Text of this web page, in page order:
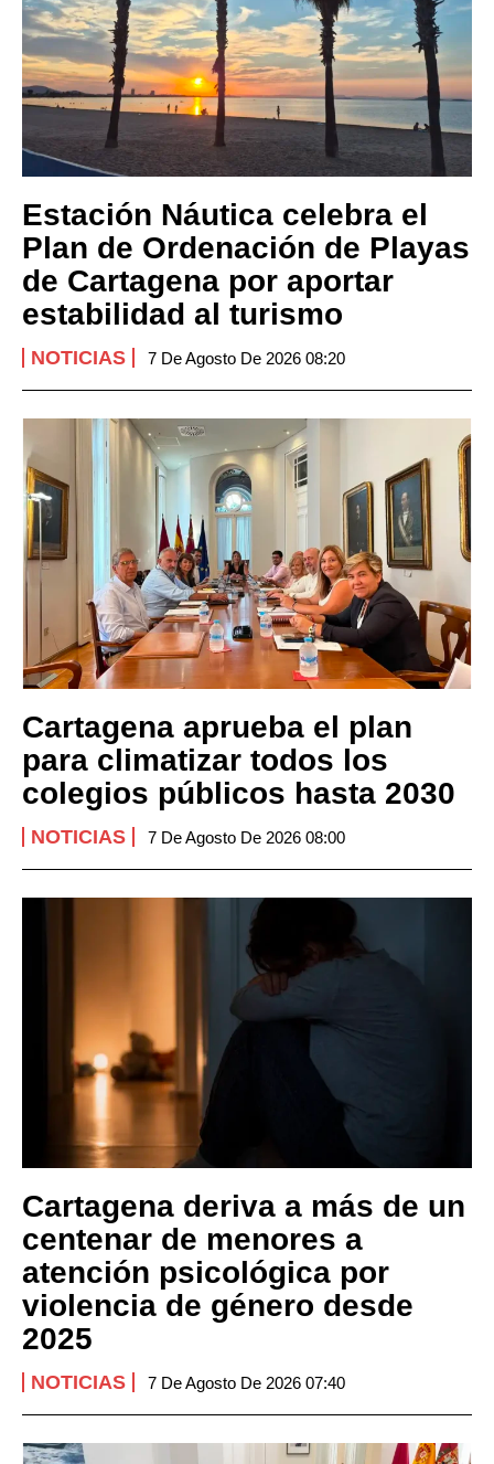
Estación Náutica celebra el
Plan de Ordenación de Playas
de Cartagena por aportar
estabilidad al turismo
NOTICIAS 7 De Agosto De 2026 08:20
Cartagena aprueba el plan
para climatizar todos los
colegios públicos hasta 2030
NOTICIAS 7 De Agosto De 2026 08:00
Cartagena deriva a más de un
centenar de menores a
atención psicológica por
violencia de género desde
2025
NOTICIAS 7 De Agosto De 2026 07:40